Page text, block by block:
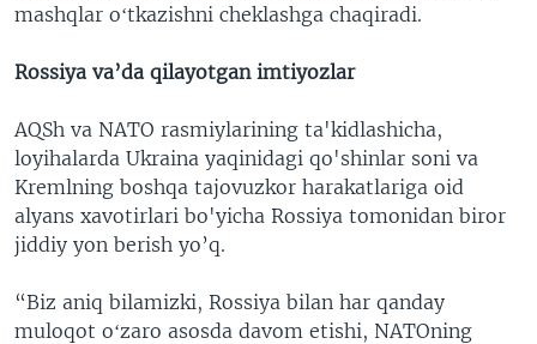
mashqlar oʻtkazishni cheklashga chaqiradi.
Rossiya va’da qilayotgan imtiyozlar
AQSh va NATO rasmiylarining ta'kidlashicha,
loyihalarda Ukraina yaqinidagi qo'shinlar soni va
Kremlning boshqa tajovuzkor harakatlariga oid
alyans xavotirlari bo'yicha Rossiya tomonidan biror
jiddiy yon berish yo’q.
“Biz aniq bilamizki, Rossiya bilan har qanday
muloqot oʻzaro asosda davom etishi, NATOning